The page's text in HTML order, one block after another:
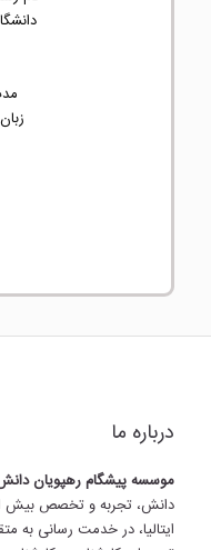
درباره ما
موسسه پیشگام رهپویان
دانش، تجربه و تخصص بیش از
ایتالیا، در خدمت رسانی به